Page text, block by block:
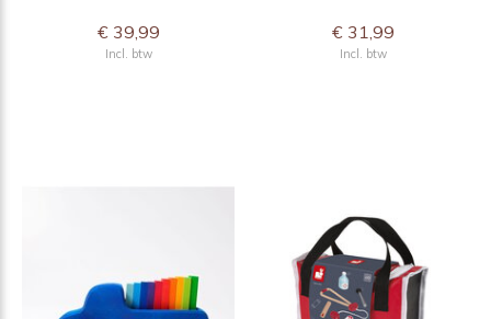
€ 39,99
Incl. btw
€ 31,99
Incl. btw